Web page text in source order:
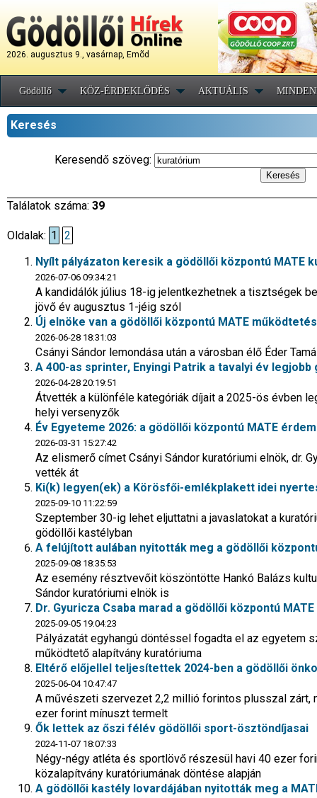
2026. augusztus 9., vasárnap, Emõd
Gödöllő KÖZ-ÉRDEKLŐDÉS AKTUÁLIS
Keresés
Keresendő szöveg:
Találatok száma: 39
Oldalak: 1
2
Nyílt pályázaton keresik a gödöllői központú
2026-07-06 09:34:21
A kandidálók július 18-ig jelentkezhetnek a tisztségek
jövő év augusztus 1-jéig szól
Új elnöke van a gödöllői központú MATE
2026-06-28 18:31:03
Csányi Sándor lemondása után a városban élő Éder
A 400-as sprinter, Enyingi Patrik a tavalyi év
2026-04-28 20:19:51
Átvették a különféle kategóriák díjait a 2025-ös évben
helyi versenyzők
Év Egyeteme 2026: a gödöllői központú MATE
2026-03-31 15:27:42
Az elismerő címet Csányi Sándor kuratóriumi elnök, dr.
vették át
Ki(k) legyen(ek) a Körösfői-emlékplakett idei
2025-09-10 11:22:59
Szeptember 30-ig lehet eljuttatni a javaslatokat a
gödöllői kastélyban
A felújított aulában nyitották meg a gödöllői
2025-09-08 18:35:53
Az esemény résztvevőit köszöntötte Hankó Balázs
Sándor kuratóriumi elnök is
Dr. Gyuricza Csaba marad a gödöllői központú
2025-09-05 19:04:23
Pályázatát egyhangú döntéssel fogadta el az egyetem
működtető alapítvány kuratóriuma
Eltérő előjellel teljesítettek 2024-ben a gödöllői
2025-06-04 10:47:47
A művészeti szervezet 2,2 millió forintos plusszal zárt,
ezer forint mínuszt termelt
Ők lettek az őszi félév gödöllői sport-ösztöndíjasai
2024-11-07 18:07:33
Négy-négy atléta és sportlövő részesül havi 40 ezer
közalapítvány kuratóriumának döntése alapján
A gödöllői kastély lovardájában nyitották meg a